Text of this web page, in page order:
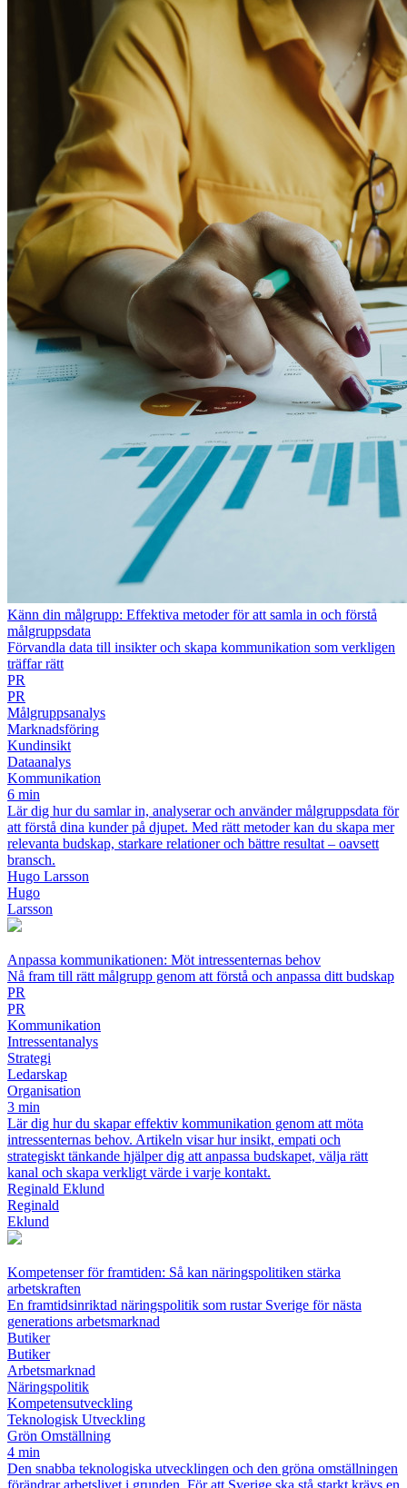
Känn din målgrupp: Effektiva metoder för att samla in och förstå
målgruppsdata
Förvandla data till insikter och skapa kommunikation som verkligen
träffar rätt
PR
PR
Målgruppsanalys
Marknadsföring
Kundinsikt
Dataanalys
Kommunikation
6 min
Lär dig hur du samlar in, analyserar och använder målgruppsdata för
att förstå dina kunder på djupet. Med rätt metoder kan du skapa mer
relevanta budskap, starkare relationer och bättre resultat – oavsett
bransch.
Hugo Larsson
Hugo
Larsson
Anpassa kommunikationen: Möt intressenternas behov
Nå fram till rätt målgrupp genom att förstå och anpassa ditt budskap
PR
PR
Kommunikation
Intressentanalys
Strategi
Ledarskap
Organisation
3 min
Lär dig hur du skapar effektiv kommunikation genom att möta
intressenternas behov. Artikeln visar hur insikt, empati och
strategiskt tänkande hjälper dig att anpassa budskapet, välja rätt
kanal och skapa verkligt värde i varje kontakt.
Reginald Eklund
Reginald
Eklund
Kompetenser för framtiden: Så kan näringspolitiken stärka
arbetskraften
En framtidsinriktad näringspolitik som rustar Sverige för nästa
generations arbetsmarknad
Butiker
Butiker
Arbetsmarknad
Näringspolitik
Kompetensutveckling
Teknologisk Utveckling
Grön Omställning
4 min
Den snabba teknologiska utvecklingen och den gröna omställningen